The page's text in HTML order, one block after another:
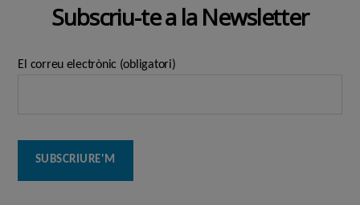
Subscriu-te a la Newsletter
El correu electrònic (obligatori)